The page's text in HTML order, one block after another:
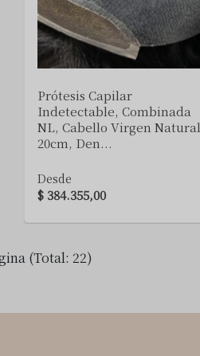
Prótesis Capilar
Indetectable, Combinada
NL, Cabello Virgen Natural
20cm, Den...
Desde
$ 384.355,00
VER DETALLE
(Total: 22)